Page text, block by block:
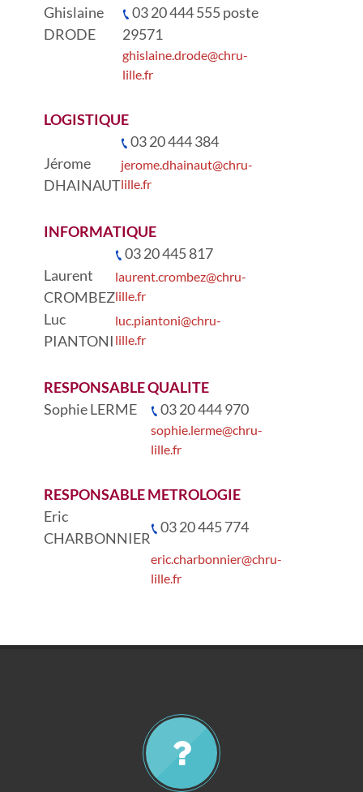
Ghislaine
DRODE
03 20 444 555 poste
29571
ghislaine.drode@chru-
lille.fr
LOGISTIQUE
03 20 444 384
Jérome
DHAINAUT
jerome.dhainaut@chru-
lille.fr
INFORMATIQUE
03 20 445 817
Laurent
CROMBEZ
laurent.crombez@chru-
lille.fr
Luc
PIANTONI
luc.piantoni@chru-
lille.fr
RESPONSABLE QUALITE
Sophie LERME
03 20 444 970
sophie.lerme@chru-
lille.fr
RESPONSABLE METROLOGIE
Eric
CHARBONNIER
03 20 445 774
eric.charbonnier@chru-
lille.fr